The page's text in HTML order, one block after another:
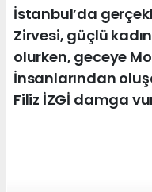
İstanbul’da
Zirvesi, güçlü
olurken, geceye
İnsanlarından
Filiz İZGİ damga